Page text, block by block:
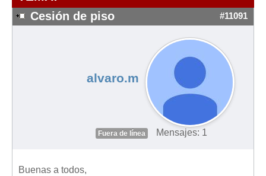
Requerimientos y comunicaciones
Formularios sobre Propiedad Horizontal
Modelos de Convocatoria de Junta de Propietarios
Modelos de Acta de Junta de Propietarios
Requerimientos y comunicaciones
Legislación sobre Arrendamientos Urbanos
Legislación sobre Adquisición de Vivienda en Propiedad
Cesión de piso #11091
alvaro.m
Fuera de línea Mensajes: 1
Buenas a todos,